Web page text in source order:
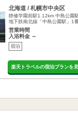
北海道 / 札幌市中央区
静修学園前駅1.12km 中島公園
地下鉄南北線「中島公園駅」1
営業時間
入浴料金 ～
宿泊
楽天トラベルの宿泊プランを